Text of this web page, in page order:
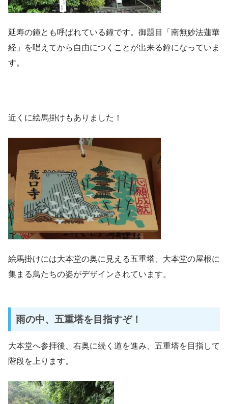
延寿の鐘とも呼ばれている鐘です。御題目「南無妙法蓮華
経」を唱えてから自由につくことが出来る鐘になっていま
す。
近くに絵馬掛けもありました！
絵馬掛けには大本堂の奥に見える五重塔、大本堂の屋根に
集まる鳥たちの姿がデザインされています。
雨の中、五重塔を目指すぞ！
大本堂へ参拝後、右奥に続く道を進み、五重塔を目指して
階段を上ります。